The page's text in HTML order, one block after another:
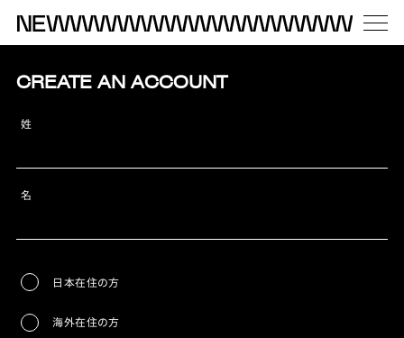
CREATE AN ACCOUNT
姓
名
日本在住の方
海外在住の方